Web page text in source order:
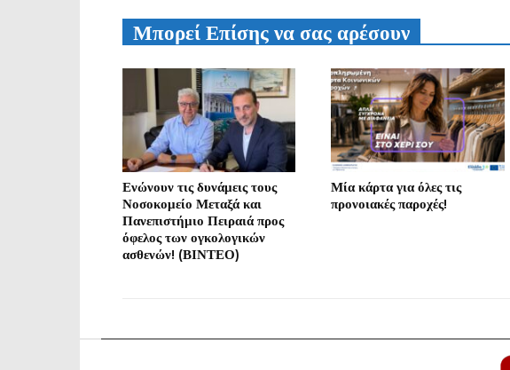
Μπορεί Επίσης να σας αρέσουν
Ενώνουν τις δυνάμεις τους
Νοσοκομείο Μεταξά και
Πανεπιστήμιο Πειραιά προς
όφελος των ογκολογικών
ασθενών! (ΒΙΝΤΕΟ)
Μία κάρτα για όλες τις
προνοιακές παροχές!